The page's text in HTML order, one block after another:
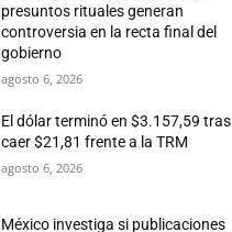
presuntos rituales generan
controversia en la recta final del
gobierno
agosto 6, 2026
El dólar terminó en $3.157,59 tras
caer $21,81 frente a la TRM
agosto 6, 2026
México investiga si publicaciones